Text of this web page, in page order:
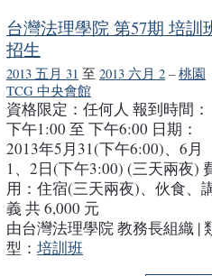
台灣法理學院 第57期 培訓
招生
2013 五月 31 至 2013 六月 2 –桃園
TCG 中央會館
資格限定：任何人 報到時間：
下午1:00 至 下午6:00 日期：
2013年5月31(下午6:00)、6月
1、2日(下午3:00) (三天兩夜)
用：住宿(三天兩夜)、伙食、
義 共 6,000 元
由台灣法理學院 教務長組織 |
型： 培訓班